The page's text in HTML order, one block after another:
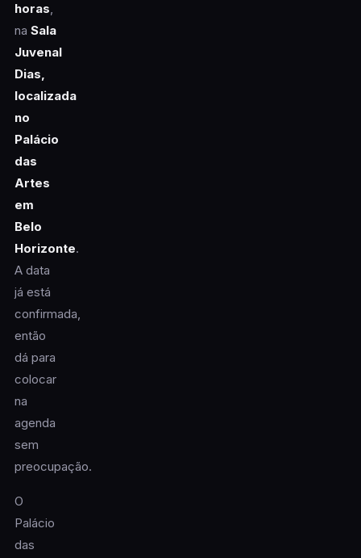
horas,
na Sala
Juvenal
Dias,
localizada
no
Palácio
das
Artes
em
Belo
Horizonte.
A data
já está
confirmada,
então
dá para
colocar
na
agenda
sem
preocupação.
O
Palácio
das